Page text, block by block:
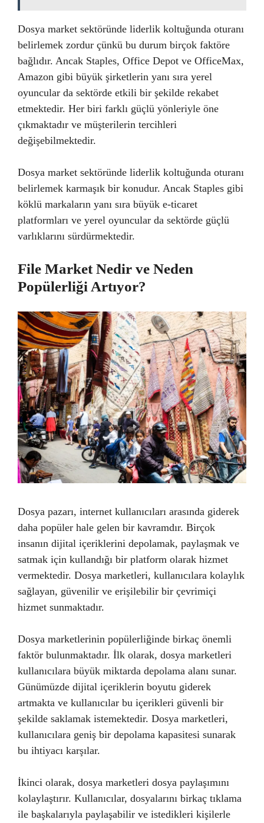
Dosya market sektöründe liderlik koltuğunda oturanı
belirlemek zordur çünkü bu durum birçok faktöre
bağlıdır. Ancak Staples, Office Depot ve OfficeMax,
Amazon gibi büyük şirketlerin yanı sıra yerel
oyuncular da sektörde etkili bir şekilde rekabet
etmektedir. Her biri farklı güçlü yönleriyle öne
çıkmaktadır ve müşterilerin tercihleri
değişebilmektedir.
Dosya market sektöründe liderlik koltuğunda oturanı
belirlemek karmaşık bir konudur. Ancak Staples gibi
köklü markaların yanı sıra büyük e-ticaret
platformları ve yerel oyuncular da sektörde güçlü
varlıklarını sürdürmektedir.
File Market Nedir ve Neden
Popülerliği Artıyor?
Dosya pazarı, internet kullanıcıları arasında giderek
daha popüler hale gelen bir kavramdır. Birçok
insanın dijital içeriklerini depolamak, paylaşmak ve
satmak için kullandığı bir platform olarak hizmet
vermektedir. Dosya marketleri, kullanıcılara kolaylık
sağlayan, güvenilir ve erişilebilir bir çevrimiçi
hizmet sunmaktadır.
Dosya marketlerinin popülerliğinde birkaç önemli
faktör bulunmaktadır. İlk olarak, dosya marketleri
kullanıcılara büyük miktarda depolama alanı sunar.
Günümüzde dijital içeriklerin boyutu giderek
artmakta ve kullanıcılar bu içerikleri güvenli bir
şekilde saklamak istemektedir. Dosya marketleri,
kullanıcılara geniş bir depolama kapasitesi sunarak
bu ihtiyacı karşılar.
İkinci olarak, dosya marketleri dosya paylaşımını
kolaylaştırır. Kullanıcılar, dosyalarını birkaç tıklama
ile başkalarıyla paylaşabilir ve istedikleri kişilerle